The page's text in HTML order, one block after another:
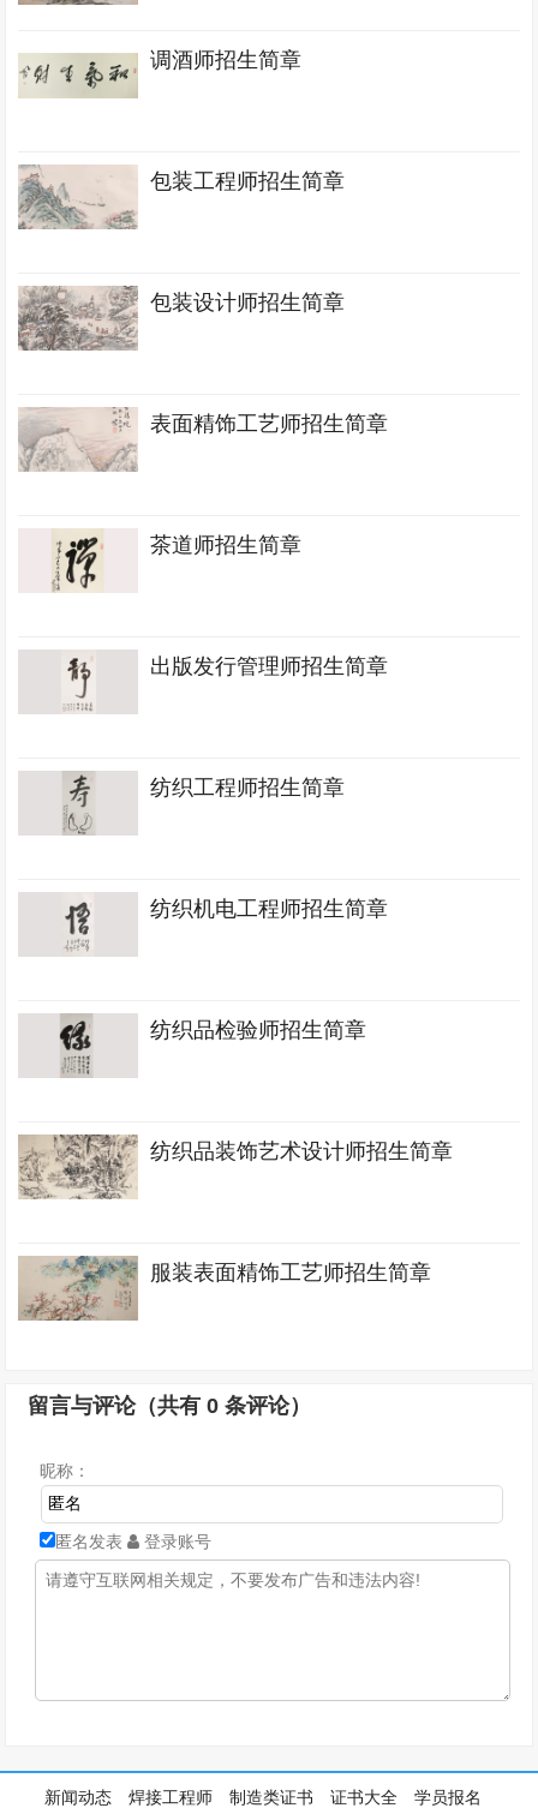
调酒师招生简章
包装工程师招生简章
包装设计师招生简章
表面精饰工艺师招生简章
茶道师招生简章
出版发行管理师招生简章
纺织工程师招生简章
纺织机电工程师招生简章
纺织品检验师招生简章
纺织品装饰艺术设计师招生简章
服装表面精饰工艺师招生简章
留言与评论（共有0 条评论）
昵称：
匿名发表 登录账号
新闻动态 焊接工程师 制造类证书 证书大全 学员报名